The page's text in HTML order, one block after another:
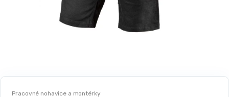
Pracovné nohavice a montérky